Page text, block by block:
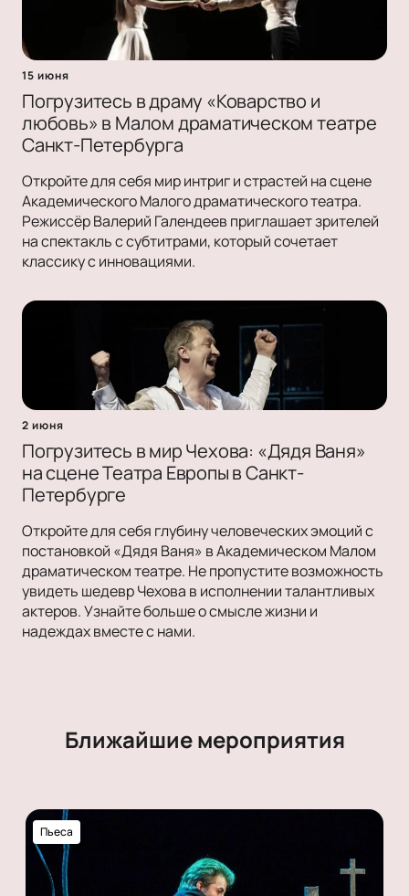
15 июня
Погрузитесь в драму «Коварство и
любовь» в Малом драматическом театре
Санкт-Петербурга
Откройте для себя мир интриг и страстей на сцене
Академического Малого драматического театра.
Режиссёр Валерий Галендеев приглашает зрителей
на спектакль с субтитрами, который сочетает
классику с инновациями.
2 июня
Погрузитесь в мир Чехова: «Дядя Ваня»
на сцене Театра Европы в Санкт-
Петербурге
Откройте для себя глубину человеческих эмоций с
постановкой «Дядя Ваня» в Академическом Малом
драматическом театре. Не пропустите возможность
увидеть шедевр Чехова в исполнении талантливых
актеров. Узнайте больше о смысле жизни и
надеждах вместе с нами.
Ближайшие мероприятия
Пьеса